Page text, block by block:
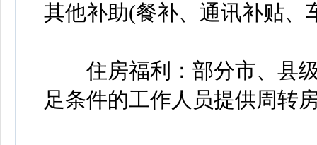
其他补助(餐补、通讯补贴、
住房福利：部分市、县级
足条件的工作人员提供周转